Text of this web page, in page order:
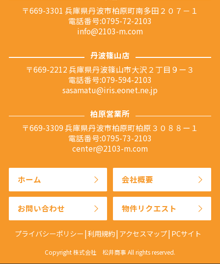
〒669-3301 兵庫県丹波市柏原町南多田２０７－１
電話番号:0795-72-2103
info@2103-m.com
丹波篠山店
〒669-2212 兵庫県丹波篠山市大沢２丁目９ー３
電話番号:079-594-2103
sasamatu@iris.eonet.ne.jp
柏原営業所
〒669-3309 兵庫県丹波市柏原町柏原３０８８ー１
電話番号:0795-73-2103
center@2103-m.com
ホーム 会社概要
お問い合わせ 物件リクエスト
プライバシーポリシー 利用規約 アクセスマップ PCサイト
Copyright 株式会社 松井商事 All rights reserved.